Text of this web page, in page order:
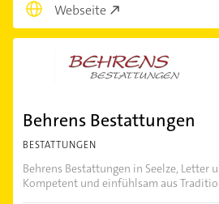
Webseite
Behrens Bestattungen
BESTATTUNGEN
Behrens Bestattungen in Seelze, Letter
Kompetent und einfühlsam aus